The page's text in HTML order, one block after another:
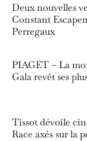
Deux nouvelles
Constant
Perregaux
PIAGET – La
Gala revêt ses
Tissot dévoile
Race axés sur la